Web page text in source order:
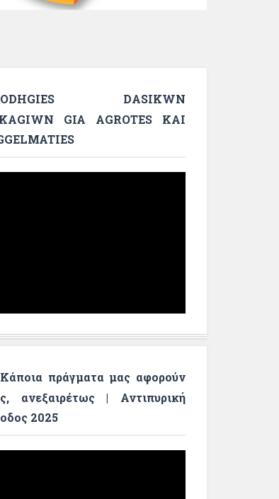
ODHGIES DASIKWN
GIA AGROTES KAI
Κάποια πράγματα μας αφορούν
ανεξαιρέτως | Αντιπυρική
2025